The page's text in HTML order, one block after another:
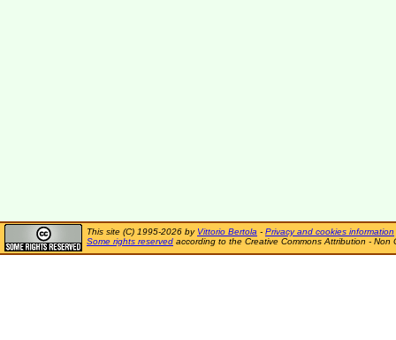
This site (C) 1995-2026 by Vittorio Bertola - Privacy and cookies information
Some rights reserved according to the Creative Commons Attribution - Non